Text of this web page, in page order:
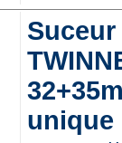
unique